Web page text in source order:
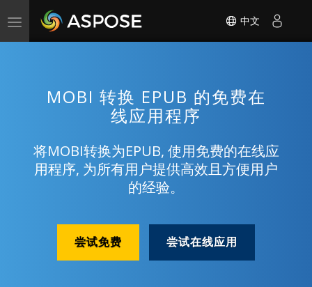
Toggle
中文
MOBI 转换 EPUB 的免费在
线应用程序
将MOBI转换为EPUB, 使用免费的在线应
用程序, 为所有用户提供高效且方便用户
的经验。
尝试免费 尝试在线应用